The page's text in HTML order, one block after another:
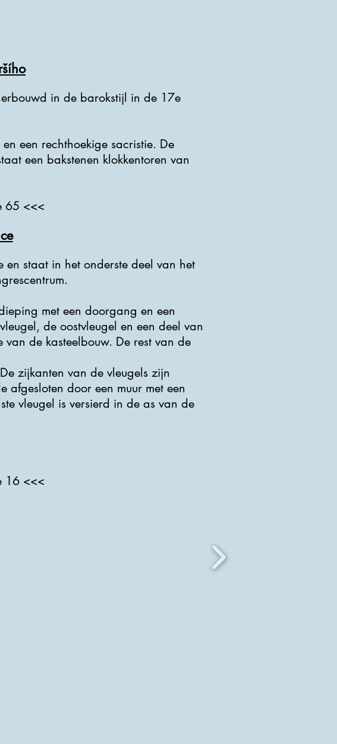
in de barokstijl in de 17e
een rechthoekige sacristie. De
een bakstenen klokkentoren van
65 <<<
en staat in het onderste deel van het
met een doorgang en een
de oostvleugel en een deel van
de kasteelbouw. De rest van de
zijkanten van de vleugels zijn
door een muur met een
vleugel is versierd in de as van de
16 <<<